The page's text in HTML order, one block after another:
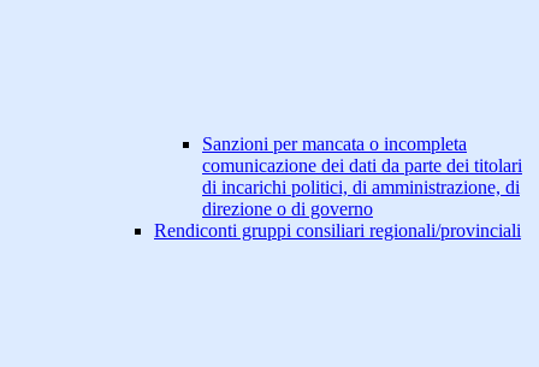
Sanzioni per mancata o incompleta
comunicazione dei dati da parte dei titolari
di incarichi politici, di amministrazione, di
direzione o di governo
Rendiconti gruppi consiliari regionali/provinciali